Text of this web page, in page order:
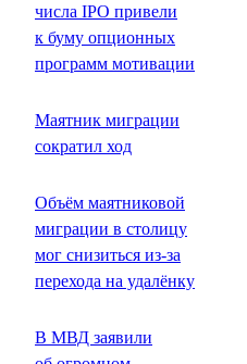
числа IPO привели
к буму опционных
программ мотивации
Маятник миграции
сократил ход
Объём маятниковой
миграции в столицу
мог снизиться из-за
перехода на удалёнку
В МВД заявили